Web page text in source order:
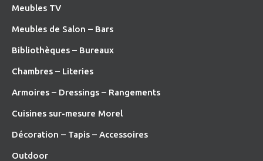
Meubles TV
Meubles de Salon – Bars
Bibliothèques – Bureaux
Chambres – Literies
Armoires – Dressings – Rangements
Cuisines sur-mesure Morel
Décoration – Tapis – Accessoires
Outdoor